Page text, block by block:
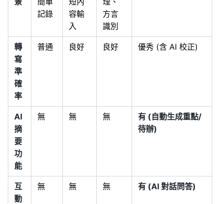
記錄
容輸
入
方言
識別
轉
寫
準
確
率
普通 良好 良好 優秀 (含 AI 校正)
AI
摘
要
功
能
無 無 無
有 (自動生成重點/
待辦)
互
動
無 無 無 有 (AI 對話問答)